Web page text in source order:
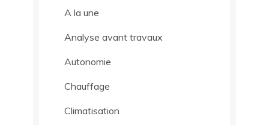
A la une
Analyse avant travaux
Autonomie
Chauffage
Climatisation